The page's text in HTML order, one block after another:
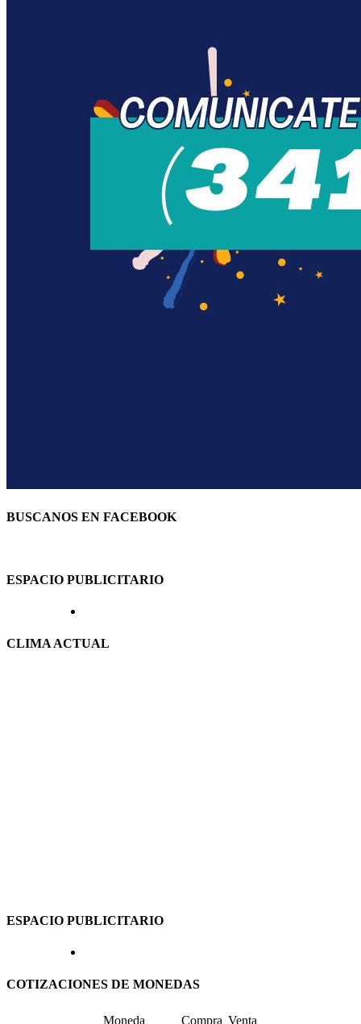
BUSCANOS EN FACEBOOK
ESPACIO PUBLICITARIO
CLIMA ACTUAL
ESPACIO PUBLICITARIO
COTIZACIONES DE MONEDAS
Moneda Compra Venta